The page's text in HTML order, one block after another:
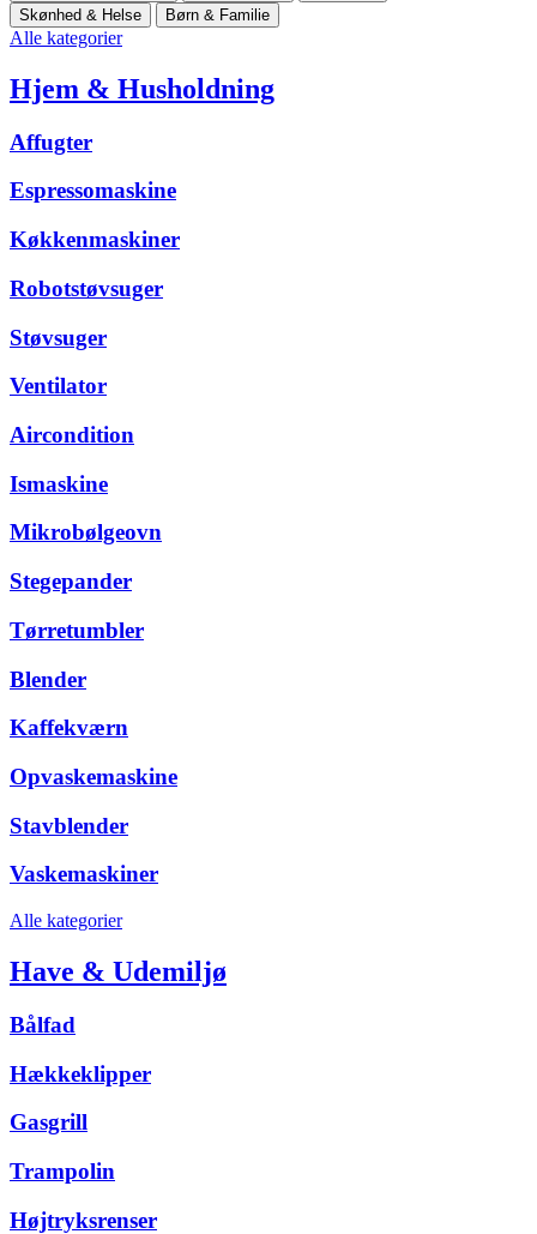
Skønhed & Helse
Børn & Familie
Alle kategorier
Hjem & Husholdning
Affugter
Espressomaskine
Køkkenmaskiner
Robotstøvsuger
Støvsuger
Ventilator
Aircondition
Ismaskine
Mikrobølgeovn
Stegepander
Tørretumbler
Blender
Kaffekværn
Opvaskemaskine
Stavblender
Vaskemaskiner
Alle kategorier
Have & Udemiljø
Bålfad
Hækkeklipper
Gasgrill
Trampolin
Højtryksrenser